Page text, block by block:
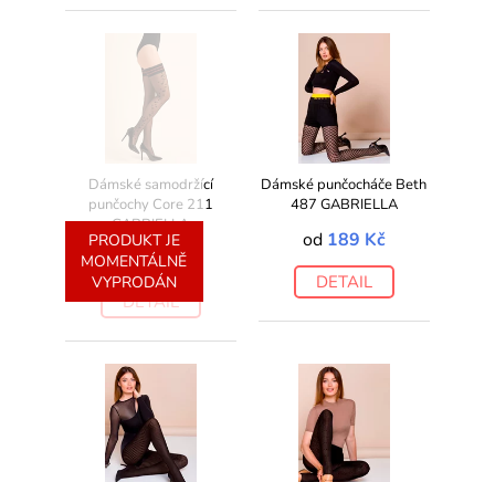
PRODUKT JE
MOMENTÁLNĚ
VYPRODÁN
Dámské samodržící
punčochy Core 211
GABRIELLA
202 Kč
DETAIL
Dámské punčocháče Beth
487 GABRIELLA
od 189 Kč
DETAIL